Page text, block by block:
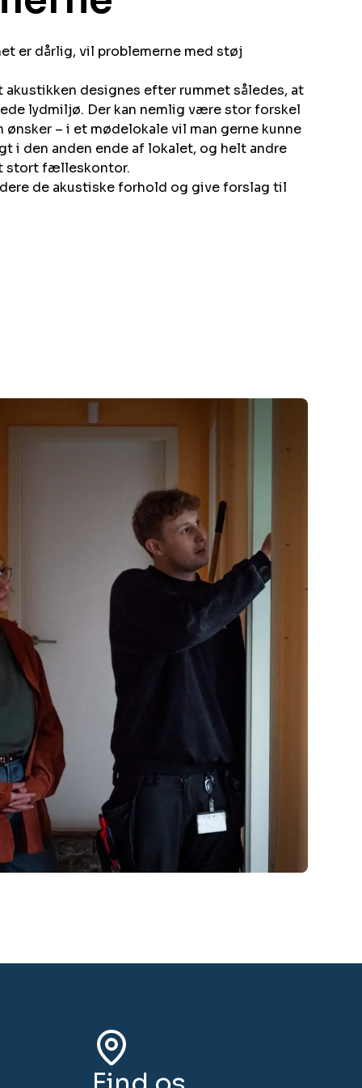
er dårlig, vil problemerne med støj
designes efter rummet således, at
lydmiljø. Der kan nemlig være stor forskel
ønsker – i et mødelokale vil man gerne kunne
i den anden ende af lokalet, og helt andre
stort fælleskontor.
de akustiske forhold og give forslag til